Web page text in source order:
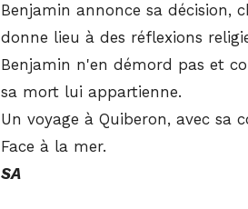
Benjamin annonce sa décision,
donne lieu à des réflexions
Benjamin n'en démord pas et
sa mort lui appartienne.
Un voyage à Quiberon, avec sa
Face à la mer.
SA